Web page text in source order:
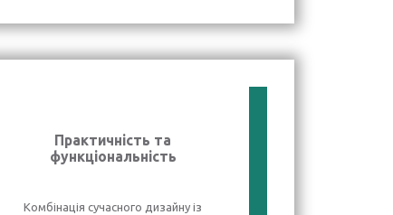
Практичність та
функціональність
Комбінація сучасного дизайну із